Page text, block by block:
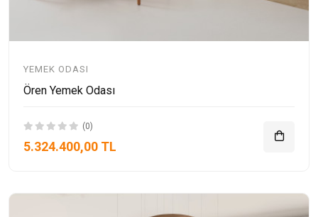
YEMEK ODASI
Ören Yemek Odası
(0)
5.324.400,00 TL